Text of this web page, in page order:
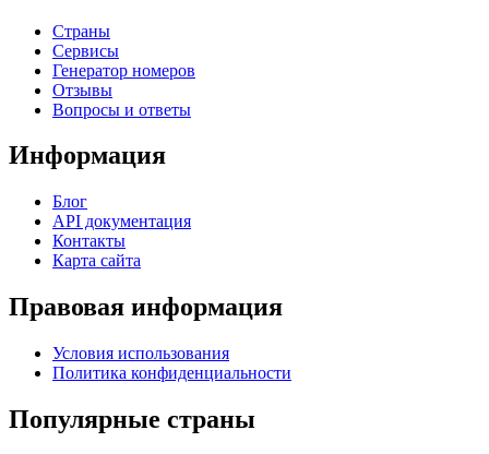
Страны
Сервисы
Генератор номеров
Отзывы
Вопросы и ответы
Информация
Блог
API документация
Контакты
Карта сайта
Правовая информация
Условия использования
Политика конфиденциальности
Популярные страны